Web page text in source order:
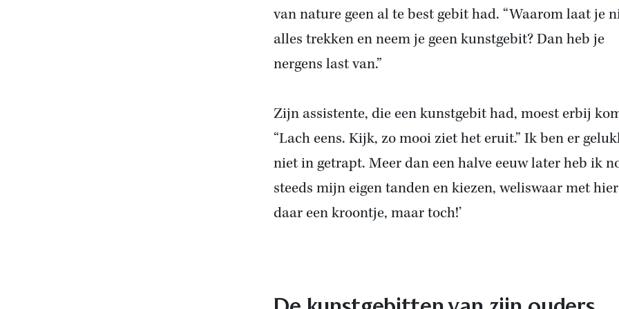
van nature geen al te best gebit had. “Waarom laat je
alles trekken en neem je geen kunstgebit? Dan heb je
nergens last van.”
Zijn assistente, die een kunstgebit had, moest erbij
“Lach eens. Kijk, zo mooi ziet het eruit.” Ik ben er
niet in getrapt. Meer dan een halve eeuw later heb ik
steeds mijn eigen tanden en kiezen, weliswaar met
daar een kroontje, maar toch!’